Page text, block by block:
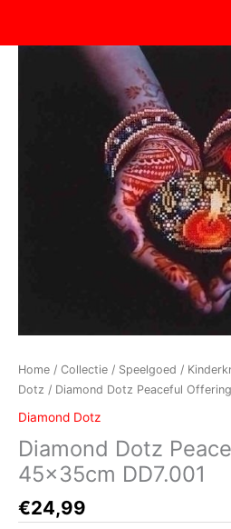
de
Home / Collectie / Speelgoed /
Dotz / Diamond Dotz Peaceful
Diamond Dotz
Diamond Dotz
45x35cm DD7.001
€24,99